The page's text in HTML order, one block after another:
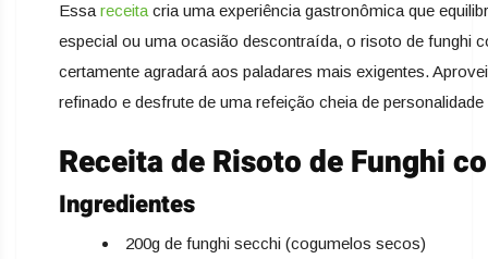
Essa receita cria uma experiência gastronômica que
especial ou uma ocasião descontraída, o risoto de funghi
certamente agradará aos paladares mais exigentes.
refinado e desfrute de uma refeição cheia de personalidade
Receita de Risoto de Funghi
Ingredientes
200g de funghi secchi (cogumelos secos)